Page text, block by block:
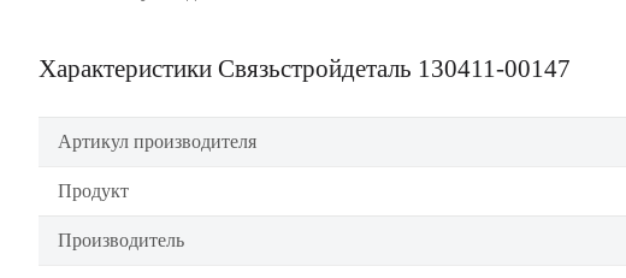
Характеристики Связьстройдеталь 130411-00147
Артикул производителя
Продукт
Производитель